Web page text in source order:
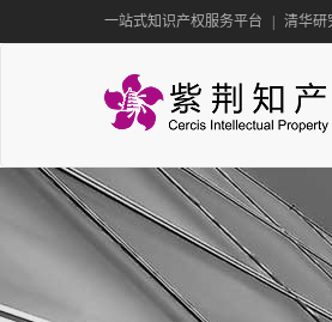
一站式知识产权服务平台 清华研
专利侵权分析
专利检索分析
商
商
商
商